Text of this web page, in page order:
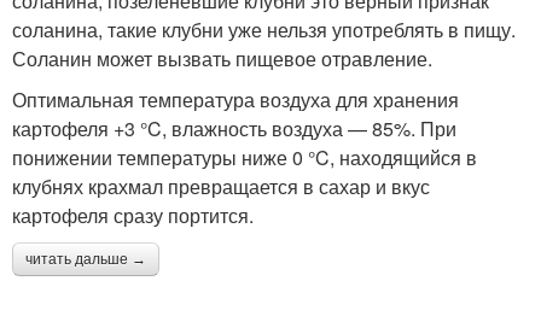
соланина, такие клубни уже нельзя употреблять в пищу.
Соланин может вызвать пищевое отравление.
Оптимальная температура воздуха для хранения
картофеля +3 °C, влажность воздуха — 85%. При
понижении температуры ниже 0 °C, находящийся в
клубнях крахмал превращается в сахар и вкус
картофеля сразу портится.
читать дальше →